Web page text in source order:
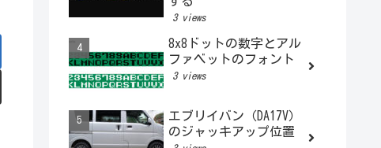
3 views
8x8ドットの数字とアル
ファベットのフォント
3 views
エブリイバン（DA17V）
のジャッキアップ位置